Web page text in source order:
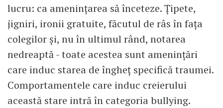
lucru: ca amenințarea să înceteze. Țipete,
jigniri, ironii gratuite, făcutul de râs în fața
colegilor și, nu în ultimul rând, notarea
nedreaptă - toate acestea sunt amenințări
care induc starea de îngheț specifică traumei.
Comportamentele care induc creierului
această stare intră în categoria bullying.